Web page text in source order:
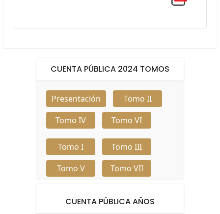
CUENTA PÚBLICA 2024 TOMOS
Presentación
Tomo II
Tomo IV
Tomo VI
Tomo I
Tomo III
Tomo V
Tomo VII
CUENTA PÚBLICA AÑOS